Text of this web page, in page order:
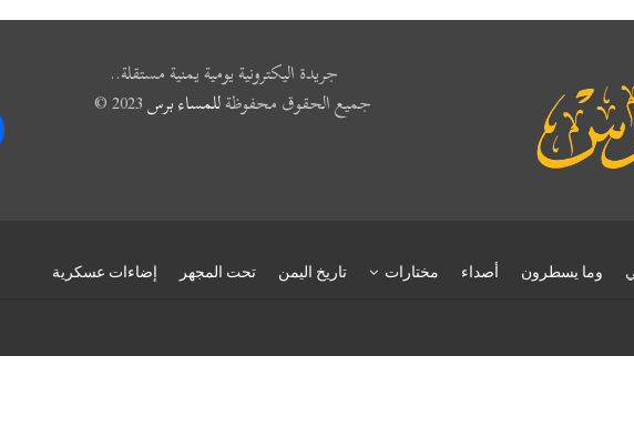
جريدة اليكترونية يومية يمنية مستقلة..
جميع الحقوق محفوظةللمساء برس
وما يسطرون أصداء مختارات تاريخ اليمن تحت المجهر إضاءات عسكرية